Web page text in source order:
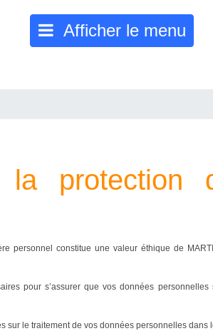
Afficher le menu
la protection
personnel constitue une valeur éthique de
pour s’assurer que vos données
sur le traitement de vos données personnelles dans